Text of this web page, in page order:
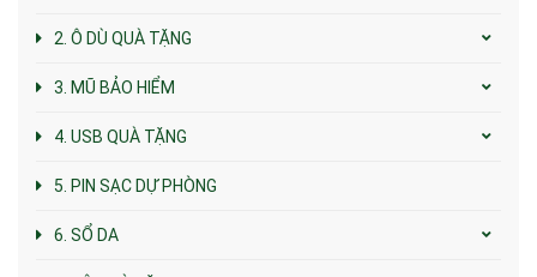
2. Ô DÙ QUÀ TẶNG
3. MŨ BẢO HIỂM
4. USB QUÀ TẶNG
5. PIN SẠC DỰ PHÒNG
6. SỔ DA